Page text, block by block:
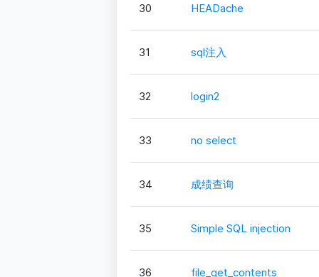
30 HEADache
31 sql注入
32 login2
33 no select
34 成绩查询
35 Simple SQL injection
36 file_get_contents